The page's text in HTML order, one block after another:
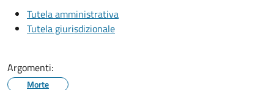
Tutela amministrativa
Tutela giurisdizionale
Argomenti:
Morte